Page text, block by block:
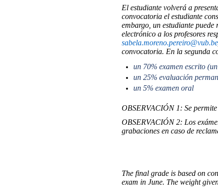
El estudiante volverá a
convocatoria el estudiante
embargo, un estudiante
electrónico a los profesores
sabela.moreno.pereiro@vub.be
convocatoria. En la segunda
un 70% examen escrito
un 25% evaluación
un 5% examen oral
OBSERVACIÓN 1: Se
OBSERVACIÓN 2: Los
grabaciones en caso de
The final grade is based on
exam in June. The weight